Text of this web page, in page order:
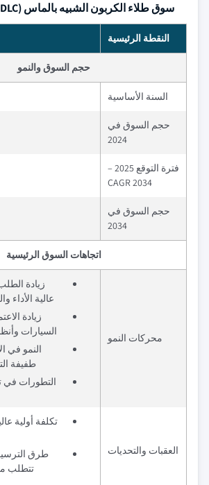
سوق طلاء الكربون الشبيه بالماس (DLC) سمات التقرير
النقطة الرئيسية
حجم السوق والنمو
السنة الأساسية
حجم السوق في
2024
فترة التوقع 2025 –
2034 CAGR
حجم السوق في
2034
اتجاهات السوق الرئيسية
محركات النمو
زيادة
عالية الأداء
زيادة
السيارات
النمو في
طفيفة
التطورات في
العقبات والتحديات
تكلفة أولية
طرق
تتطلب